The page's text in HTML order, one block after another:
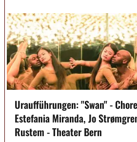
Uraufführungen: "Swan" -
Estefania Miranda, Jo
Rustem - Theater Bern